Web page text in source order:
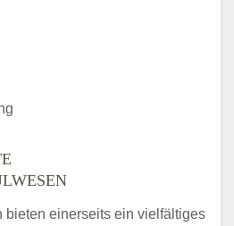
bieten einerseits ein vielfältiges